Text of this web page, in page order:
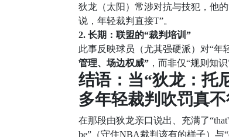
狄龙（太阳）常涉对抗与技犯，他
说，年轻裁判直接T”。
2. 长期：联盟的“裁判培训”
此事反映球员（尤其强硬派）对“年
管理、场边权威” ，而非仅“规则知识
结语：当“狄龙：托
多年轻裁判吹罚真
在那段由狄龙亲口说出、充满了
be”（守住NBA裁判该有的样子）与